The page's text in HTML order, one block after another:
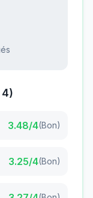
3.48/4(Bon)
3.25/4(Bon)